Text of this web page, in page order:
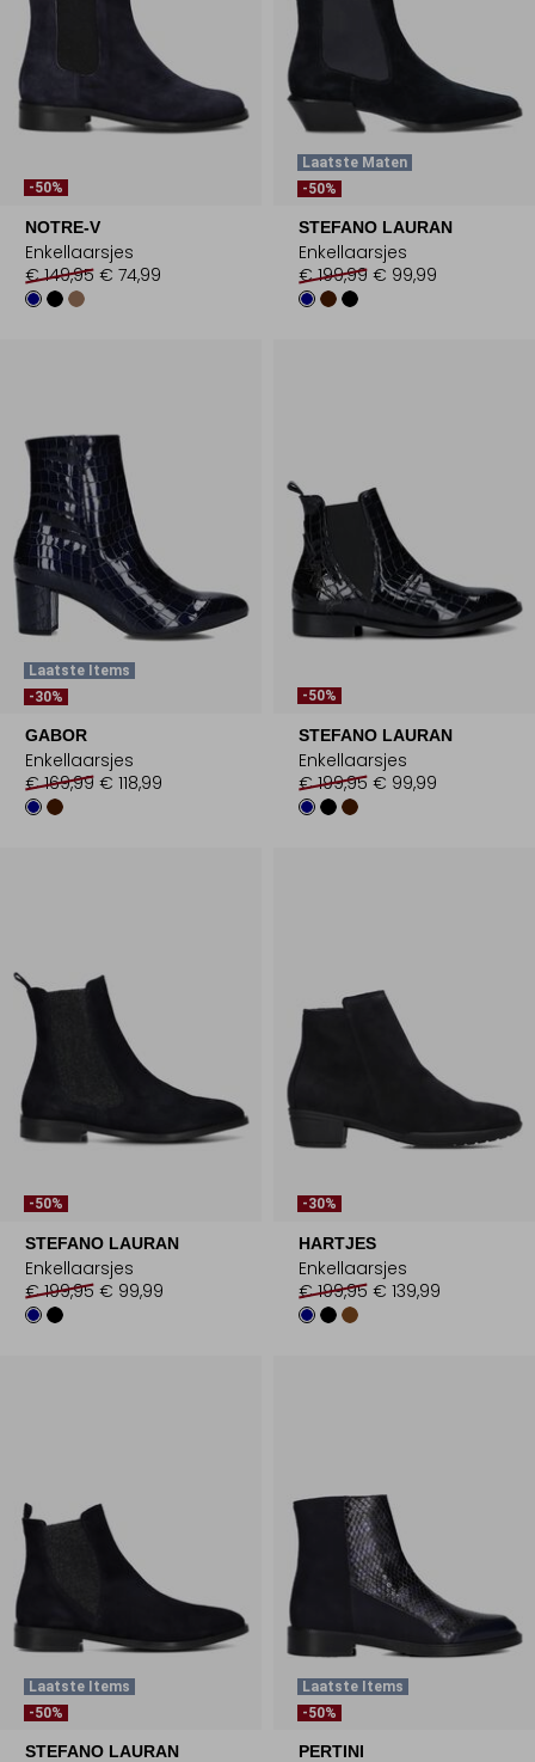
-50%
NOTRE-V
Enkellaarsjes
€ 149,95 € 74,99
Laatste Maten
-50%
STEFANO LAURAN
Enkellaarsjes
€ 199,99 € 99,99
Laatste Items
-30%
GABOR
Enkellaarsjes
€ 169,99 € 118,99
-50%
STEFANO LAURAN
Enkellaarsjes
€ 199,95 € 99,99
-50%
STEFANO LAURAN
Enkellaarsjes
€ 199,95 € 99,99
-30%
HARTJES
Enkellaarsjes
€ 199,95 € 139,99
Laatste Items
-50%
STEFANO LAURAN
Laatste Items
-50%
PERTINI